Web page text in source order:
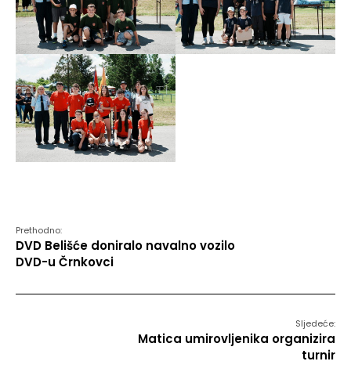
Prethodno:
DVD Belišće doniralo navalno vozilo
DVD-u Črnkovci
Sljedeće:
Matica umirovljenika organizira
turnir